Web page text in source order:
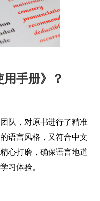
手册》？
团队，对原书进行了精准
语言风格，又符合中文
心打磨，确保语言地道
习体验。
者的需求